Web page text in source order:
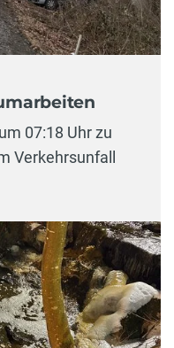
07:18 Uhr zu
Verkehrsunfall